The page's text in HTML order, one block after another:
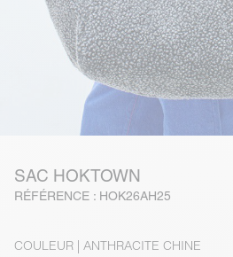
SAC HOKTOWN
RÉFÉRENCE : HOK26AH25
COULEUR | ANTHRACITE CHINE